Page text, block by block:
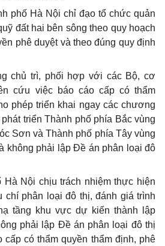
phố Hà Nội chỉ đạo tổ chức quản
đất hai bên sông theo quy hoạch
phê duyệt và theo đúng quy định
chủ trì, phối hợp với các Bộ, cơ
cứu việc báo cáo cấp có thẩm
phép triển khai ngay các chương
triển Thành phố phía Bắc vùng
Sơn và Thành phố phía Tây vùng
không phải lập Đề án phân loại đô
Hà Nội chịu trách nhiệm thực hiện
chí phân loại đô thị, đánh giá trình
tầng khu vực dự kiến thành lập
phải lập Đề án phân loại đô thị
cấp có thẩm quyền thẩm định, phê